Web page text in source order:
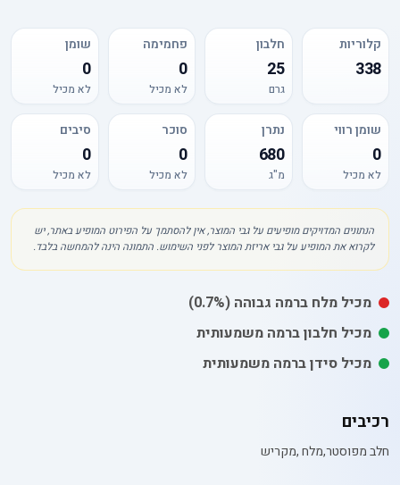
קלוריות
338
חלבון
25
גרם
פחמימה
0
לא מכיל
שומן
0
לא מכיל
שומן רווי
0
לא מכיל
נתרן
680
מ"ג
סוכר
0
לא מכיל
סיבים
0
לא מכיל
הנתונים המדויקים מופיעים על גבי המוצר, אין להסתמך על הפירוט המופיע באתר, יש
לקרוא את המופיע על גבי אריזת המוצר לפני השימוש. התמונה הינה להמחשה בלבד.
מכיל מלח ברמה גבוהה (0.7%)
מכיל חלבון ברמה משמעותית
מכיל סידן ברמה משמעותית
רכיבים
חלב מפוסטר,מלח ,מקריש